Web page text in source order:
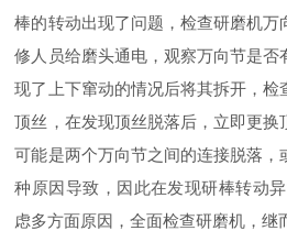
棒的转动出现了问题，检查研磨机万
修人员给磨头通电，观察万向节是否
现了上下窜动的情况后将其拆开，检
顶丝，在发现顶丝脱落后，立即更换
可能是两个万向节之间的连接脱落，
种原因导致，因此在发现研棒转动
虑多方面原因，全面检查研磨机，继